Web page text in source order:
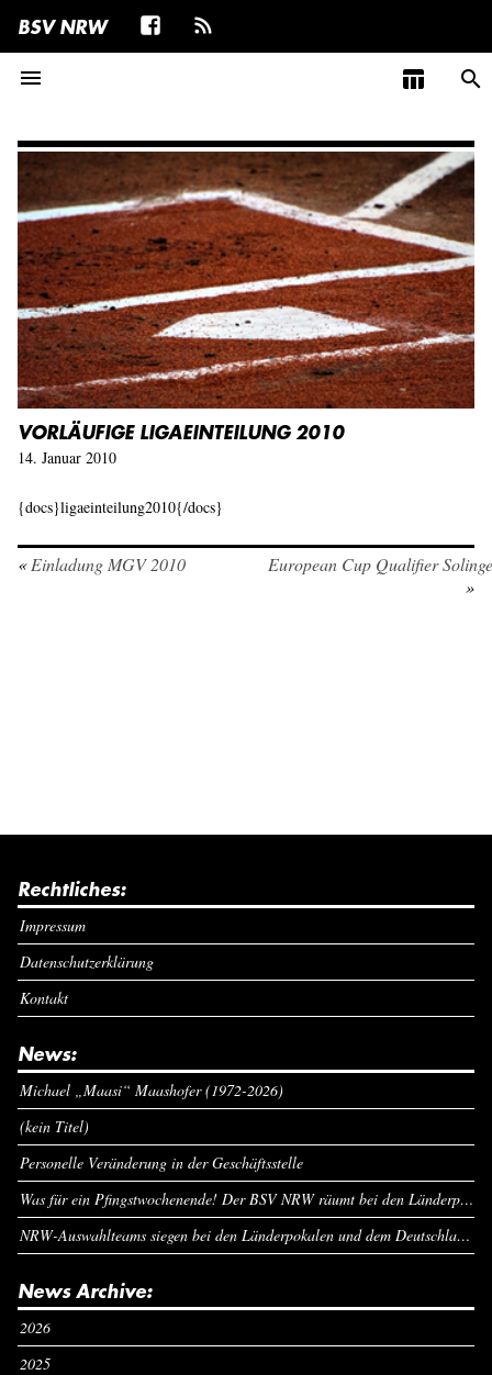
BSV NRW
menu
table_chart search
VORLÄUFIGE LIGAEINTEILUNG 2010
14. Januar 2010
{docs}ligaeinteilung2010{/docs}
«Einladung MGV 2010
European Cup Qualifier
»
Rechtliches:
Impressum
Datenschutzerklärung
Kontakt
News:
Michael „Maasi“ Maashofer (1972-2026)
(kein Titel)
Personelle Veränderung in der Geschäftsstelle
Was für ein Pfingstwochenende! Der BSV NRW räumt bei den Länderpokalen ab
NRW-Auswahlteams siegen bei den Länderpokalen und dem Deutschlandcup an Pfingsten
News Archive:
2026
2025